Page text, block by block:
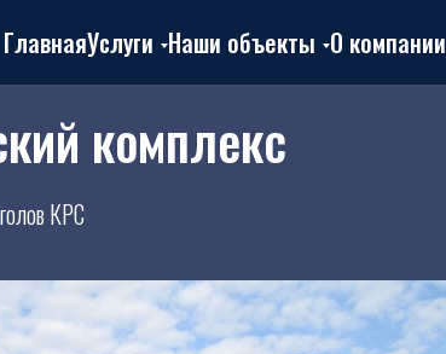
ГлавнаяУслуги Наши объекты О компании
комплекс
КРС